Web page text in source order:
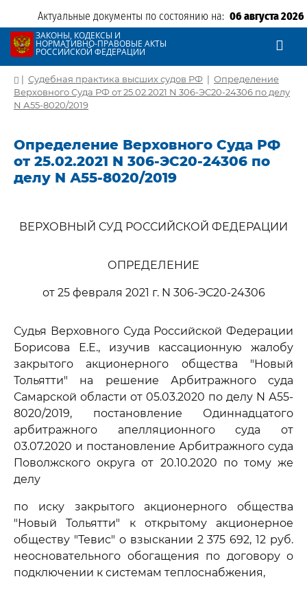
Актуальные документы по состоянию на: 06 августа 2026
ЗАКОНЫ, КОДЕКСЫ И
НОРМАТИВНО-ПРАВОВЫЕ АКТЫ
РОССИЙСКОЙ ФЕДЕРАЦИИ
| Судебная практика высших судов РФ | Определение
Верховного Суда РФ от 25.02.2021 N 306-ЭС20-24306 по делу
N А55-8020/2019
Определение Верховного Суда РФ
от 25.02.2021 N 306-ЭС20-24306 по
делу N А55-8020/2019
ВЕРХОВНЫЙ СУД РОССИЙСКОЙ ФЕДЕРАЦИИ
ОПРЕДЕЛЕНИЕ
от 25 февраля 2021 г. N 306-ЭС20-24306
Судья Верховного Суда Российской Федерации
Борисова Е.Е., изучив кассационную жалобу
закрытого акционерного общества "Новый
Тольятти" на решение Арбитражного суда
Самарской области от 05.03.2020 по делу N А55-
8020/2019, постановление Одиннадцатого
арбитражного апелляционного суда от
03.07.2020 и постановление Арбитражного суда
Поволжского округа от 20.10.2020 по тому же
делу
по иску закрытого акционерного общества
"Новый Тольятти" к открытому акционерное
обществу "Тевис" о взыскании 2 375 692, 12 руб.
неосновательного обогащения по договору о
подключении к системам теплоснабжения,